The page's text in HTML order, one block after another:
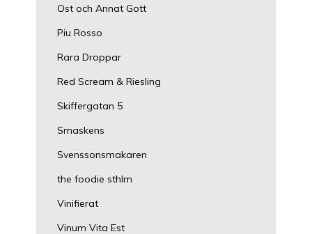
Ost och Annat Gott
Piu Rosso
Rara Droppar
Red Scream & Riesling
Skiffergatan 5
Smaskens
Svenssonsmakaren
the foodie sthlm
Vinifierat
Vinum Vita Est